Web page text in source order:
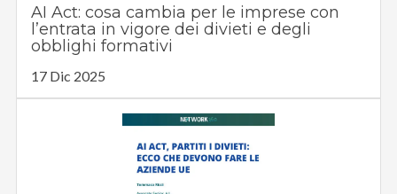
AI Act: cosa cambia per le imprese con
l’entrata in vigore dei divieti e degli
obblighi formativi
17 Dic 2025